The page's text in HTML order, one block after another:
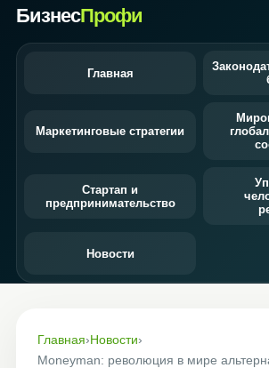
БизнесПрофи
Главная
Маркетинговые стратегии
Стартап и
предпринимательство
Новости
Главная›Новости›
Moneyman: революция в мире